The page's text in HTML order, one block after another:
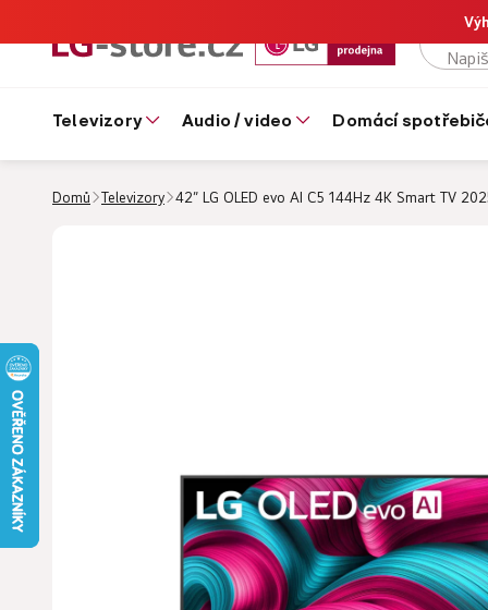
televizory audio / video domácí
Domů Televizory 42” LG OLED evo AI C5 144Hz 4K Smart TV